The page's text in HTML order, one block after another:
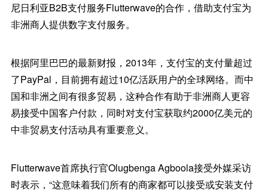
尼日利亚B2B支付服务Flutterwave的合作，借助支付宝为
非洲商人提供数字支付服务。
根据阿里巴巴的最新财报，2013年，支付宝的支付量超过
了PayPal，目前拥有超过10亿活跃用户的全球网络。而中
国和非洲之间有很多贸易，这种合作有助于非洲商人更容
易接受中国客户付款，同时对支付宝获取约2000亿美元的
中非贸易支付活动具有重要意义。
Flutterwave首席执行官Olugbenga Agboola接受外媒采访
时表示，“这意味着我们所有的商家都可以接受或安装支付